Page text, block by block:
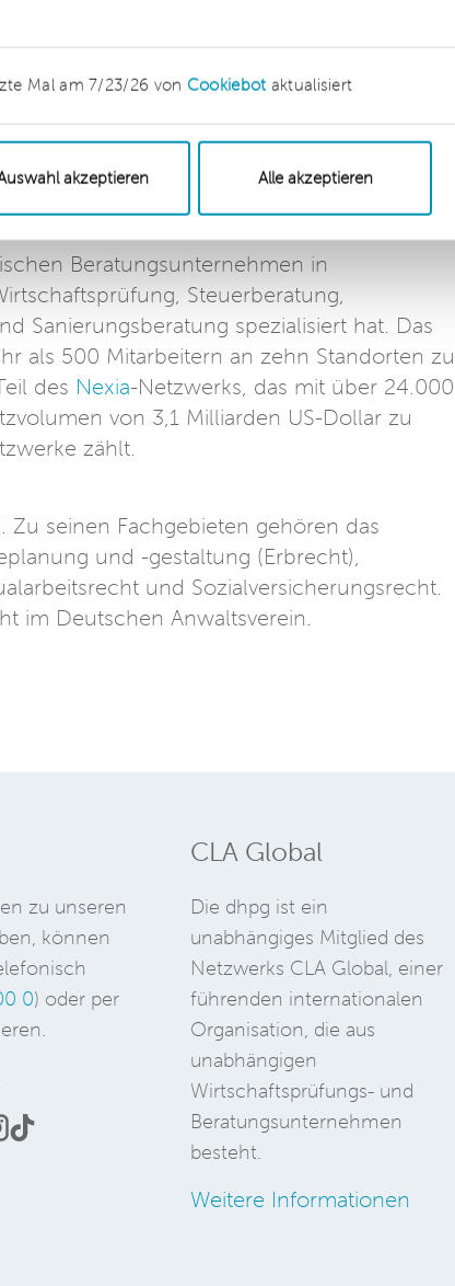
Mal am 7/23/26 von Cookiebot aktualisiert
akzeptieren Alle akzeptieren
GmbH mit 1.800 Mitarbeitern und 300
käme, würde die Mitarbeiterzahl ab
2.100 steigen. „Die Berücksichtigung aller
(erstmals) ein Aufsichtsrat
Beratungsunternehmen in
Steuerberatung,
Sanierungsberatung spezialisiert hat. Das
als 500 Mitarbeitern an zehn Standorten zu
des Nexia-Netzwerks, das mit über 24.000
von 3,1 Milliarden US-Dollar zu
zählt.
seinen Fachgebieten gehören das
und -gestaltung (Erbrecht),
und Sozialversicherungsrecht.
im Deutschen Anwaltsverein.
zu unseren
können
0) oder per
CLA Global
Die dhpg ist ein
unabhängiges Mitglied des
Netzwerks CLA Global, einer
führenden internationalen
Organisation, die aus
unabhängigen
Wirtschaftsprüfungs- und
Beratungsunternehmen
besteht.
Weitere Informationen